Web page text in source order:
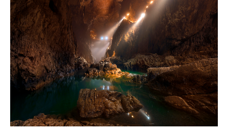
grottes
de
Slovénie